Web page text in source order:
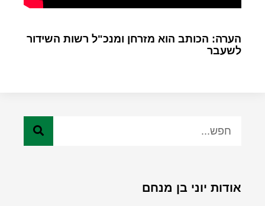
הערה: הכותב הוא מזרחן ומנכ"ל רשות השידור
לשעבר
אודות יוני בן מנחם